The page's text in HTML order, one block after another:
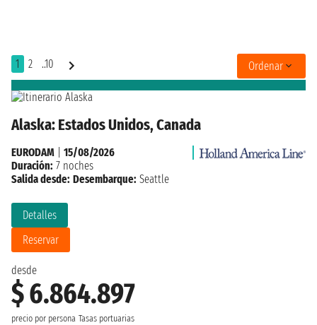
1 2 ..10 Ordenar
Alaska: Estados Unidos, Canada
desde
$ 6.864.897
precio por persona Tasas portuarias
Detalles
Reservar
EURODAM
15/08/2026
Duración: 7 noches
Salida desde: Desembarque: Seattle